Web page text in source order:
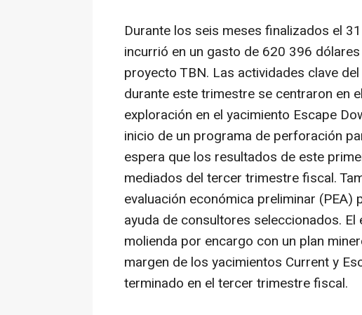
Durante los seis meses finalizados el
incurrió en un gasto de 620 396
proyecto TBN. Las actividades clave
durante este trimestre se centraron en
exploración en el yacimiento Escape
inicio de un programa de perforación
espera que los resultados de este
mediados del tercer trimestre fiscal.
evaluación económica preliminar (PEA)
ayuda de consultores seleccionados.
molienda por encargo con un plan
margen de los yacimientos Current y
terminado en el tercer trimestre fiscal.